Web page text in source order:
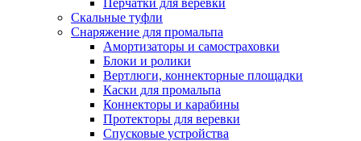
Перчатки для веревки
Скальные туфли
Снаряжение для промальпа
Амортизаторы и самостраховки
Блоки и ролики
Вертлюги, коннекторные площадки
Каски для промальпа
Коннекторы и карабины
Протекторы для веревки
Спусковые устройства